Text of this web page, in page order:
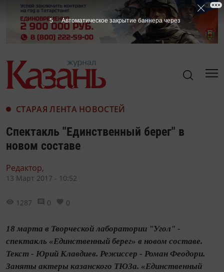
СТАРАЯ ЛЕНТА НОВОСТЕЙ
Спектакль "Единственный берег" в
новом составе
Редактор,
13 Март 2017 - 10:52
1287 0 0
18 марта в Творческой лаборатории "Угол" -
спектакль «Единственный берег» в новом составе.
Текст - Юрий Клавдиев. Режиссер - Роман Феодори.
Заняты актеры казанского ТЮЗа. «Единственный
4 Автоматическое закрытие баннера через